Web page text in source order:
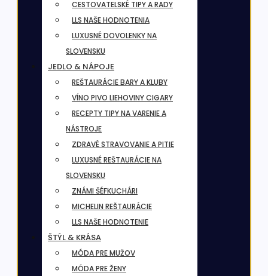
CESTOVATELSKÉ TIPY A RADY
LLS NAŠE HODNOTENIA
LUXUSNÉ DOVOLENKY NA
SLOVENSKU
JEDLO & NÁPOJE
REŠTAURÁCIE BARY A KLUBY
VÍNO PIVO LIEHOVINY CIGARY
RECEPTY TIPY NA VARENIE A
NÁSTROJE
ZDRAVÉ STRAVOVANIE A PITIE
LUXUSNÉ REŠTAURÁCIE NA
SLOVENSKU
ZNÁMI ŠÉFKUCHÁRI
MICHELIN REŠTAURÁCIE
LLS NAŠE HODNOTENIE
ŠTÝL & KRÁSA
MÓDA PRE MUŽOV
MÓDA PRE ŽENY